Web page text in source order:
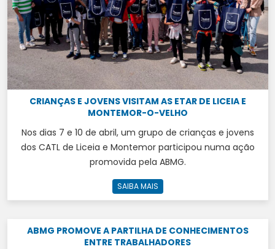
CRIANÇAS E JOVENS VISITAM AS ETAR DE LICEIA E
MONTEMOR-O-VELHO
Nos dias 7 e 10 de abril, um grupo de crianças e jovens
dos CATL de Liceia e Montemor participou numa ação
promovida pela ABMG.
SAIBA MAIS
ABMG PROMOVE A PARTILHA DE CONHECIMENTOS
ENTRE TRABALHADORES